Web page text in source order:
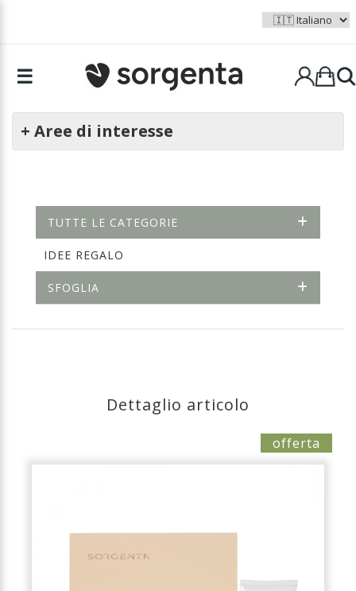
☰
+ Aree di interesse
TUTTE LE CATEGORIE
IDEE REGALO
SFOGLIA
Dettaglio articolo
offerta